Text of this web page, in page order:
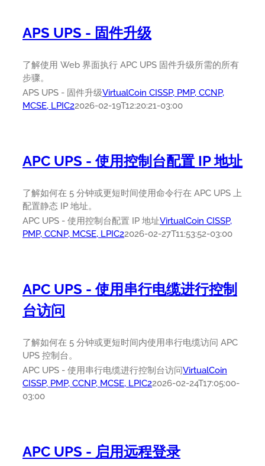
APS UPS - 固件升级
了解使用 Web 界面执行 APC UPS 固件升级所需的所有
步骤。
APS UPS - 固件升级VirtualCoin CISSP, PMP, CCNP,
MCSE, LPIC22026-02-19T12:20:21-03:00
APC UPS - 使用控制台配置 IP 地址
了解如何在 5 分钟或更短时间使用命令行在 APC UPS 上
配置静态 IP 地址。
APC UPS - 使用控制台配置 IP 地址VirtualCoin CISSP,
PMP, CCNP, MCSE, LPIC22026-02-27T11:53:52-03:00
APC UPS - 使用串行电缆进行控制
台访问
了解如何在 5 分钟或更短时间内使用串行电缆访问 APC
UPS 控制台。
APC UPS - 使用串行电缆进行控制台访问VirtualCoin
CISSP, PMP, CCNP, MCSE, LPIC22026-02-24T17:05:00-
03:00
APC UPS - 启用远程登录